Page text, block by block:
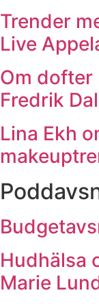
Trender
Live
Om dofter
Fredrik
Lina Ekh
Hudhälsa
Marie